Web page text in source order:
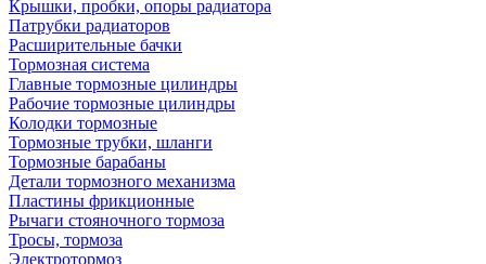
Крышки, пробки, опоры радиатора
Патрубки радиаторов
Расширительные бачки
Тормозная система
Главные тормозные цилиндры
Рабочие тормозные цилиндры
Колодки тормозные
Тормозные трубки, шланги
Тормозные барабаны
Детали тормозного механизма
Пластины фрикционные
Рычаги стояночного тормоза
Тросы, тормоза
Электротормоз